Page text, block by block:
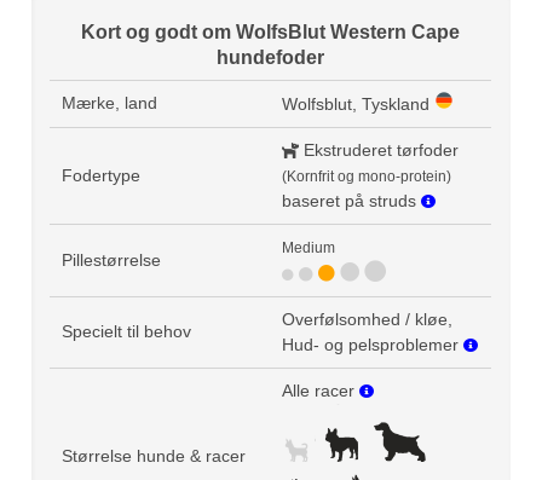
Kort og godt om WolfsBlut Western Cape
hundefoder
Mærke, land Wolfsblut, Tyskland
Fodertype
Ekstruderet tørfoder
(Kornfrit og mono-protein)
baseret på struds
Pillestørrelse
Medium
Specielt til behov
Overfølsomhed / kløe,
Hud- og pelsproblemer
Størrelse hunde & racer
Alle racer